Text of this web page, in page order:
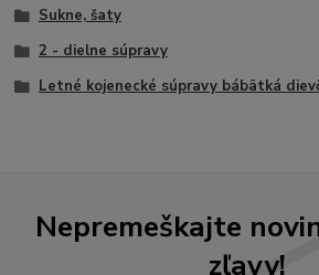
Sukne, šaty
2 - dielne súpravy
Letné kojenecké súpravy bábätká
Nepremeškajte
zľavy!